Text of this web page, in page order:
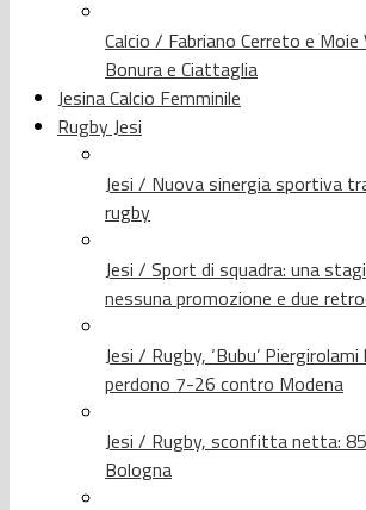
Calcio / Fabriano Cerreto e
Bonura e Ciattaglia
Jesina Calcio Femminile
Rugby Jesi
Jesi / Nuova sinergia sportiva
rugby
Jesi / Sport di squadra: una
nessuna promozione e due
Jesi / Rugby, ‘Bubu’
perdono 7-26 contro Modena
Jesi / Rugby, sconfitta netta:
Bologna